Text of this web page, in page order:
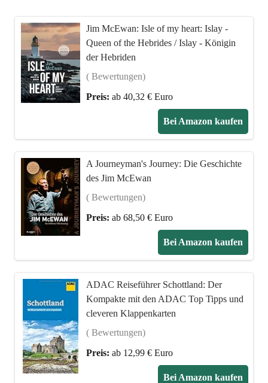
Jim McEwan: Isle of my heart: Islay -
Queen of the Hebrides / Islay - Königin
der Hebriden
( Bewertungen)
Preis: ab 40,32 € Euro
Bei Amazon kaufen
A Journeyman's Journey: Die Geschichte
des Jim McEwan
( Bewertungen)
Preis: ab 68,50 € Euro
Bei Amazon kaufen
ADAC Reiseführer Schottland: Der
Kompakte mit den ADAC Top Tipps und
cleveren Klappenkarten
( Bewertungen)
Preis: ab 12,99 € Euro
Bei Amazon kaufen